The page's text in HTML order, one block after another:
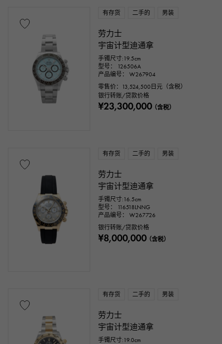
有存货 二手的 男装
劳力士
宇宙计型迪通拿
手镯尺寸:19.5cm
型号： 126506A
产品编号： W267904
零售价：
13,524,500 日元（含税）
银行转账/贷款价格
¥23,300,000（含税）
有存货 二手的 男装
劳力士
宇宙计型迪通拿
手镯尺寸:16.5cm
型号： 116518LNNG
产品编号： W267726
银行转账/贷款价格
¥8,000,000（含税）
有存货 二手的 男装
劳力士
宇宙计型迪通拿
手镯尺寸:19.0cm